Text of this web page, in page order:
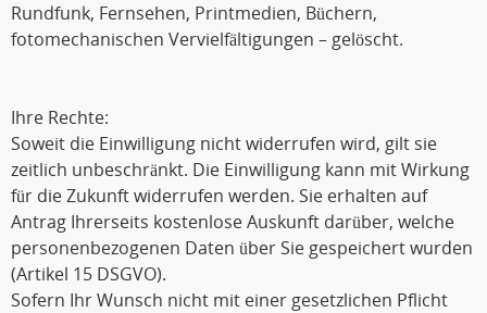
Rundfunk, Fernsehen, Printmedien, Büchern,
fotomechanischen Vervielfältigungen – gelöscht.
Ihre Rechte:
Soweit die Einwilligung nicht widerrufen wird, gilt sie
zeitlich unbeschränkt. Die Einwilligung kann mit Wirkung
für die Zukunft widerrufen werden. Sie erhalten auf
Antrag Ihrerseits kostenlose Auskunft darüber, welche
personenbezogenen Daten über Sie gespeichert wurden
(Artikel 15 DSGVO).
Sofern Ihr Wunsch nicht mit einer gesetzlichen Pflicht